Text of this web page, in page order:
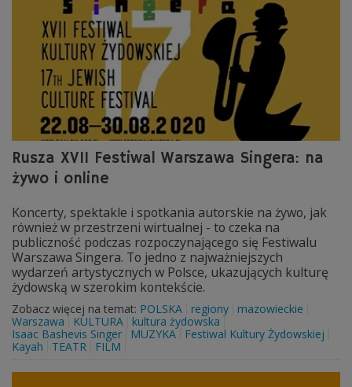
Rusza XVII Festiwal Warszawa Singera: na
żywo i online
Koncerty, spektakle i spotkania autorskie na żywo, jak
również w przestrzeni wirtualnej - to czeka na
publiczność podczas rozpoczynającego się Festiwalu
Warszawa Singera. To jedno z najważniejszych
wydarzeń artystycznych w Polsce, ukazujących kulturę
żydowską w szerokim kontekście.
Zobacz więcej na temat: POLSKA regiony
mazowieckie
Warszawa
KULTURA
kultura żydowska
Isaac Bashevis Singer
MUZYKA
Festiwal Kultury Żydowskiej
Kayah
TEATR FILM